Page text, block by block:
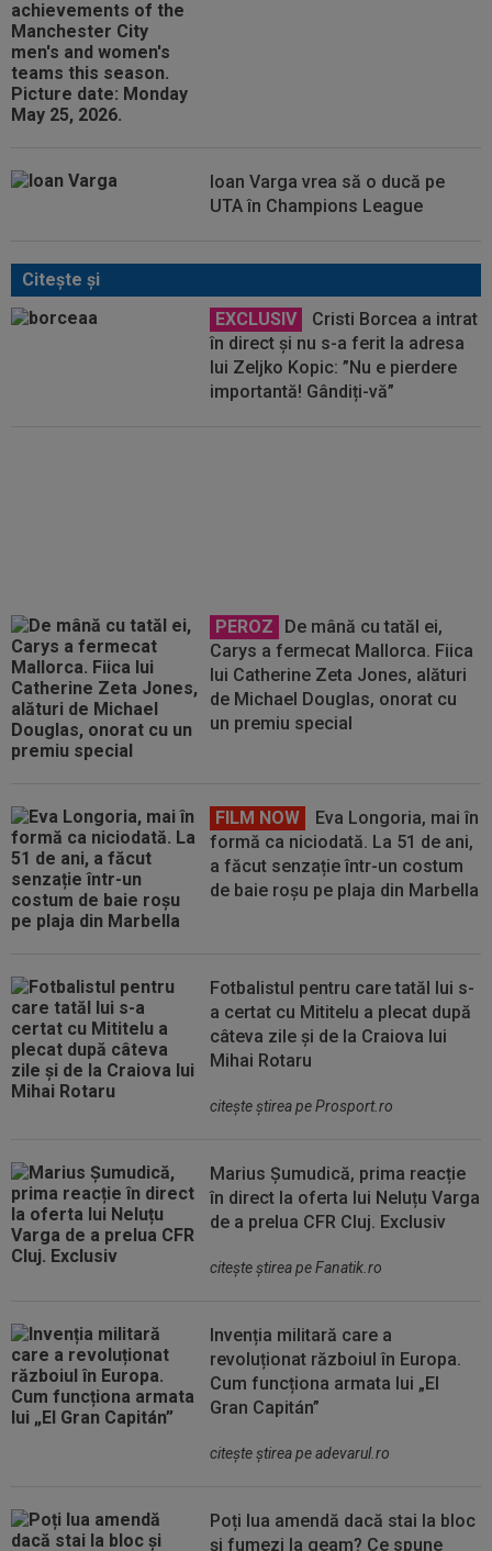
Ioan Varga vrea să o ducă pe
UTA în Champions League
Citeşte şi
EXCLUSIV
Cristi Borcea a intrat
în direct și nu s-a ferit la adresa
lui Zeljko Kopic: ”Nu e pierdere
importantă! Gândiți-vă”
PEROZ
De mână cu tatăl ei,
Carys a fermecat Mallorca. Fiica
lui Catherine Zeta Jones, alături
de Michael Douglas, onorat cu
un premiu special
FILM NOW
Eva Longoria, mai în
formă ca niciodată. La 51 de ani,
a făcut senzație într-un costum
de baie roșu pe plaja din Marbella
Fotbalistul pentru care tatăl lui s-
a certat cu Mititelu a plecat după
câteva zile și de la Craiova lui
Mihai Rotaru
citeşte ştirea pe Prosport.ro
Marius Șumudică, prima reacție
în direct la oferta lui Neluțu Varga
de a prelua CFR Cluj. Exclusiv
citeşte ştirea pe Fanatik.ro
Invenția militară care a
revoluționat războiul în Europa.
Cum funcționa armata lui „El
Gran Capitán”
citeşte ştirea pe adevarul.ro
Poți lua amendă dacă stai la bloc
și fumezi la geam? Ce spune